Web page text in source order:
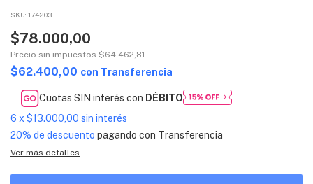
SKU: 174203
$78.000,00
Precio sin impuestos $64.462,81
$62.400,00 con Transferencia
Cuotas SIN interés con DÉBITO
6 x $13.000,00 sin interés
20% de descuento pagando con Transferencia
Ver más detalles